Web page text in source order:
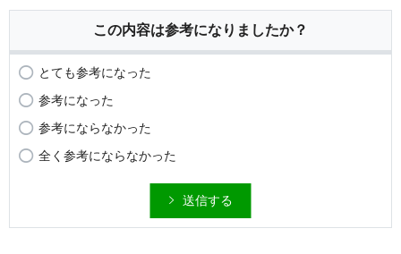
この内容は参考になりましたか？
とても参考になった
参考になった
参考にならなかった
全く参考にならなかった
送信する